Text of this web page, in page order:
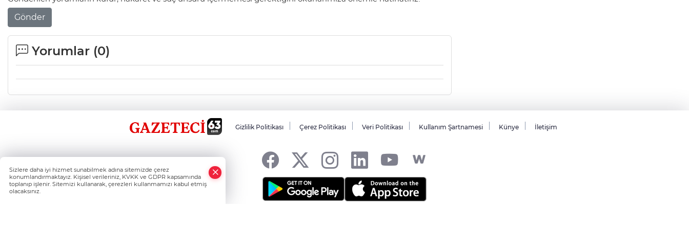
Gönder
Yorumlar (0)
Gizlilik Politikası Çerez Politikası Veri Politikası Kullanım Şartnamesi Künye İletişim
Sizlere daha iyi hizmet sunabilmek adına sitemizde çerez
konumlandırmaktayız. Kişisel verileriniz, KVKK ve GDPR kapsamında
toplanıp işlenir. Sitemizi kullanarak, çerezleri kullanmamızı kabul etmiş
olacaksınız.
Whatsapp